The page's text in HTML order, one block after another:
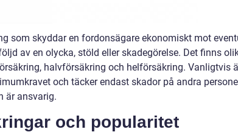
som skyddar en fordonsägare ekonomiskt mot
av en olycka, stöld eller skadegörelse. Det finns
halvförsäkring och helförsäkring. Vanligtvis
och täcker endast skador på andra
är ansvarig.
och popularitet